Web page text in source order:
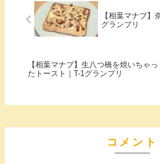
【相葉マナブ】
グランプリ
【相葉マナブ】生八つ橋を焼いちゃっ
たトースト｜T-1グランプリ
コメント